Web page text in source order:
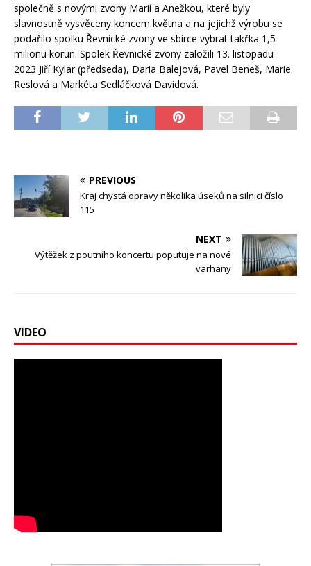
společně s novými zvony Marií a Anežkou, které byly
slavnostně vysvěceny koncem května a na jejichž výrobu se
podařilo spolku Řevnické zvony ve sbírce vybrat takřka 1,5
milionu korun. Spolek Řevnické zvony založili 13. listopadu
2023 Jiří Kylar (předseda), Daria Balejová, Pavel Beneš, Marie
Reslová a Markéta Sedláčková Davidová.
PREVIOUS
Kraj chystá opravy několika úseků na silnici číslo
115
NEXT
Výtěžek z poutního koncertu poputuje na nové
varhany
VIDEO